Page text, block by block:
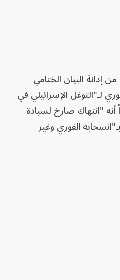
البيان الختامي
لـ"التوغل الإسرائيلي في
أنه "انتهاك صارخ لسيادة
الفوري وغير